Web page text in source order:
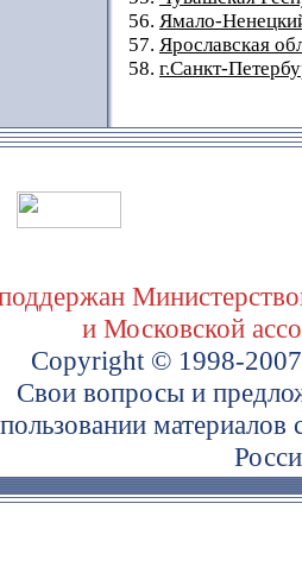
56. Ямало-
57. Ярославская
58. г.Санкт-
и Московской
Copyright © 1998-
Свои вопросы и